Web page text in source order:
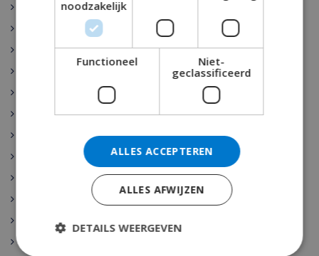
Sant Josep de sa Talaia
Vidreres
Santa Cristina de Aro
Pollensa
Cala Vadella
noodzakelijk
Functioneel
Niet-
geclassificeerd
ALLES ACCEPTEREN
ALLES AFWIJZEN
DETAILS WEERGEVEN